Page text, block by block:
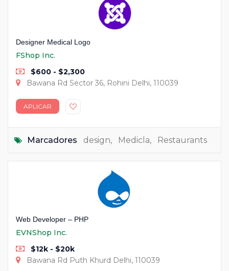
Designer Medical Logo
FShop Inc.
$600 - $2,300
Bawana Rd Sector 36, Rohini Delhi, 110039
APLICAR
Marcadores design, Medicla, Restaurants
Web Developer – PHP
EVNShop Inc.
$12k - $20k
Bawana Rd Puth Khurd Delhi, 110039